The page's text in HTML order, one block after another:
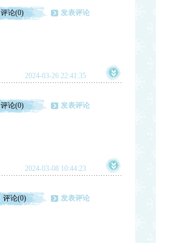
评论(0) 发表评论
2024-03-26 22:41:35
评论(0) 发表评论
2024-03-08 10:44:23
评论(0) 发表评论